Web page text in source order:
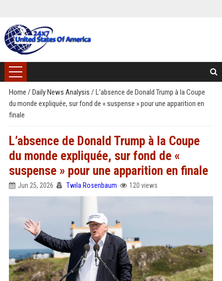
Home / Daily News Analysis / L’absence de Donald Trump à la Coupe
du monde expliquée, sur fond de « suspense » pour une apparition en
finale
L’absence de Donald Trump à la Coupe
du monde expliquée, sur fond de «
suspense » pour une apparition en finale
Jun 25, 2026 Twila Rosenbaum 120 views